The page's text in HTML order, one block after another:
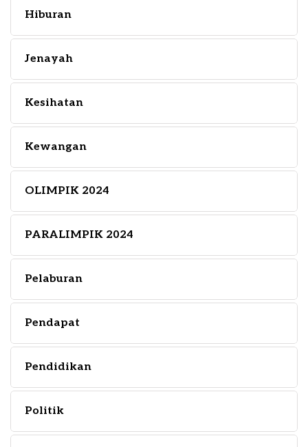
Hiburan
Jenayah
Kesihatan
Kewangan
OLIMPIK 2024
PARALIMPIK 2024
Pelaburan
Pendapat
Pendidikan
Politik